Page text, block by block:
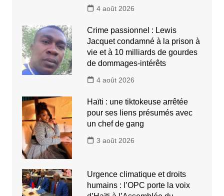
4 août 2026
Crime passionnel : Lewis
Jacquet condamné à la prison à
vie et à 10 milliards de gourdes
de dommages-intérêts
4 août 2026
Haïti : une tiktokeuse arrêtée
pour ses liens présumés avec
un chef de gang
3 août 2026
Urgence climatique et droits
humains : l’OPC porte la voix